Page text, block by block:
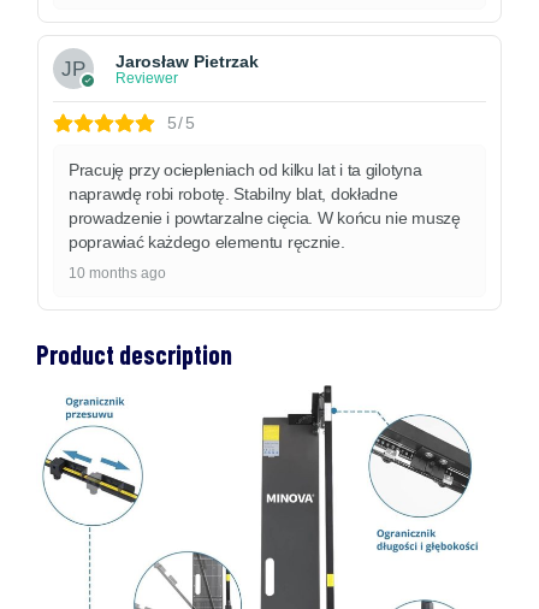
Jarosław Pietrzak
Reviewer
5/5
Pracuję przy ociepleniach od kilku lat i ta gilotyna
naprawdę robi robotę. Stabilny blat, dokładne
prowadzenie i powtarzalne cięcia. W końcu nie muszę
poprawiać każdego elementu ręcznie.
10 months ago
Product description